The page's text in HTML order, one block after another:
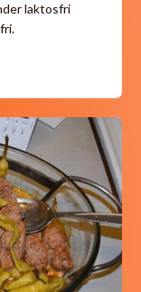
laktosfri